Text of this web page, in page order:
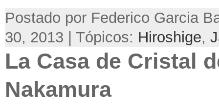
Postado por Federico Garcia
30, 2013 | Tópicos: Hiroshige,
La Casa de Cristal
Nakamura